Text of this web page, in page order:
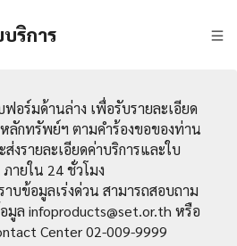
ริการ
อร์มด้านล่าง เพื่อรับรายละเอียด
ลักทรัพย์ฯ ตามคำร้องขอของท่าน
งรายละเอียดค่าบริการและใบ
ายใน 24 ชั่วโมง
บข้อมูลเร่งด่วน สามารถสอบถาม
มูล infoproducts@set.or.th หรือ
Center 02-009-9999